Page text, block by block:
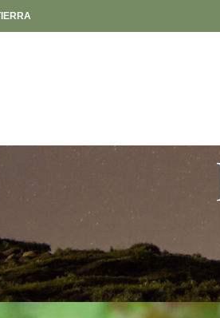
a un
Posted by Beatriz